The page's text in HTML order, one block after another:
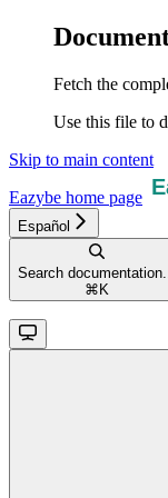
Fetch the
Use this file to
Skip to main content
Eazybe home page
Español
Search documentation...
⌘ K